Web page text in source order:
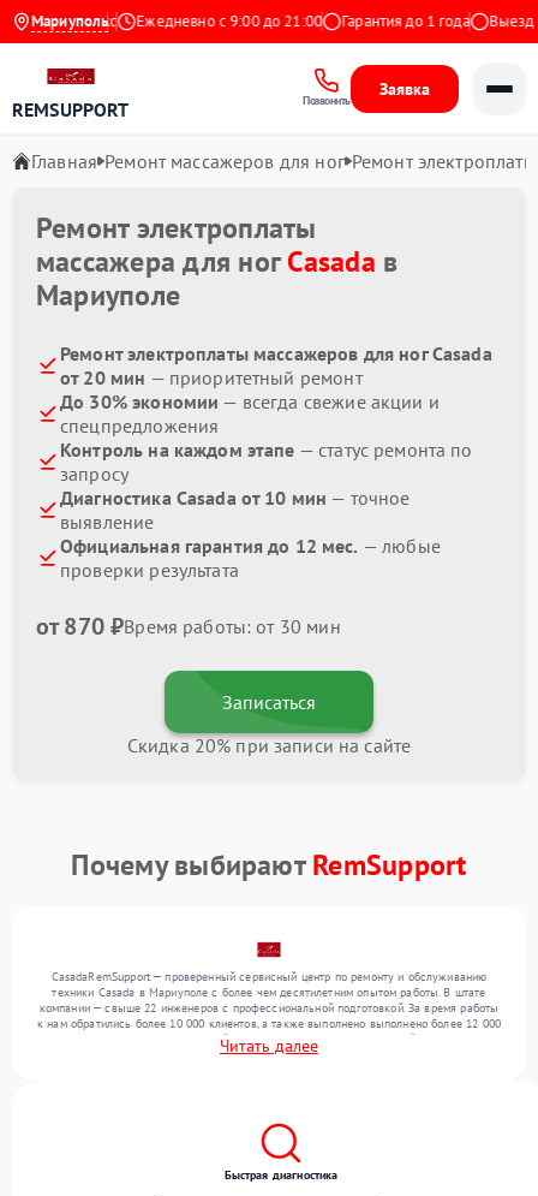
Мариуполь
4.9 на Яндекс Ежедневно с 9:00 до 21:00 Гарантия до 1 года Выезд
REMSUPPORT Позвонить
Заявка
Главная Ремонт массажеров для ног Ремонт электроплаты
Ремонт электроплаты
массажера для ногCasada в
Мариуполе
Ремонт электроплаты массажеров для ног Casada
от 20 мин — приоритетный ремонт
До 30% экономии — всегда свежие акции и
спецпредложения
Контроль на каждом этапе — статус ремонта по
запросу
Диагностика Casada от 10 мин — точное
выявление
Официальная гарантия до 12 мес. — любые
проверки результата
от 870 ₽Время работы: от 30 мин
Записаться
Скидка 20% при записи на сайте
Почему выбираютRemSupport
CasadaRemSupport — проверенный сервисный центр по ремонту и обслуживанию
техники Casada в Мариуполе с более чем десятилетним опытом работы. В штате
компании — свыше 22 инженеров с профессиональной подготовкой. За время работы
к нам обратились более 10 000 клиентов, а также выполнено выполнено более 12 000
ремонтов. Ежемесячно в сервисный центр поступает более 300 устройств, включая , , .
Мы выполняем ремонт различного уровня сложности и предлагаем стабильный
Читать далее
Быстрая диагностика